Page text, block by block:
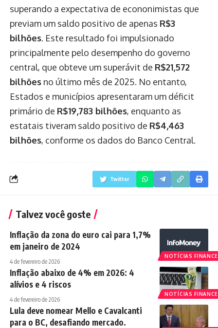
superando a expectativa de econonimistas que
previam um saldo positivo de apenas R$3
bilhões. Este resultado foi impulsionado
principalmente pelo desempenho do governo
central, que obteve um superávit de R$21,572
bilhões no último mês de 2025. No entanto,
Estados e municípios apresentaram um déficit
primário de R$19,783 bilhões, enquanto as
estatais tiveram saldo positivo de R$4,463
bilhões, conforme os dados do Banco Central.
Twitter
Talvez você goste
NOTÍCIAS
Inflação da zona do euro cai para 1,7%
em janeiro de 2024
4 de fevereiro de 2026
NOTÍCIAS
Inflação abaixo de 4% em 2026: 4
alívios e 4 riscos
4 de fevereiro de 2026
Lula deve nomear Mello e Cavalcanti
para o BC, desafiando mercado.